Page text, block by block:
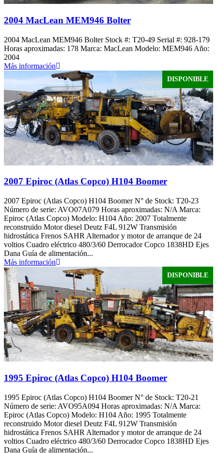
2004 MacLean MEM946 Bolter
2004 MacLean MEM946 Bolter Stock #: T20-49 Serial #: 928-179
Horas aproximadas: 178 Marca: MacLean Modelo: MEM946 Año:
2004
Más información
DISPONIBLE
2007 Epiroc (Atlas Copco) H104 Boomer
2007 Epiroc (Atlas Copco) H104 Boomer N° de Stock: T20-23
Número de serie: AVO07A079 Horas aproximadas: N/A Marca:
Epiroc (Atlas Copco) Modelo: H104 Año: 2007 Totalmente
reconstruido Motor diesel Deutz F4L 912W Transmisión
hidrostática Frenos SAHR Alternador y motor de arranque de 24
voltios Cuadro eléctrico 480/3/60 Derrocador Copco 1838HD Ejes
Dana Guía de alimentación...
Más información
DISPONIBLE
1995 Epiroc (Atlas Copco) H104 Boomer
1995 Epiroc (Atlas Copco) H104 Boomer N° de Stock: T20-21
Número de serie: AVO95A094 Horas aproximadas: N/A Marca:
Epiroc (Atlas Copco) Modelo: H104 Año: 1995 Totalmente
reconstruido Motor diesel Deutz F4L 912W Transmisión
hidrostática Frenos SAHR Alternador y motor de arranque de 24
voltios Cuadro eléctrico 480/3/60 Derrocador Copco 1838HD Ejes
Dana Guía de alimentación...